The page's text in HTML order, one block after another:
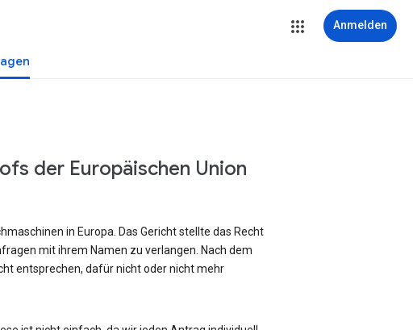
Anmelden
der Europäischen Union
in Europa. Das Gericht stellte das Recht
mit ihrem Namen zu verlangen. Nach dem
entsprechen, dafür nicht oder nicht mehr